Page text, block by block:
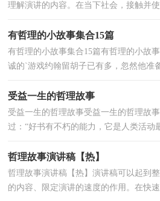
理解演讲的内容。在当下社会，接触并
有哲理的小故事集合15篇
有哲理的小故事集合15篇有哲理的小
诚的`游戏约翰留胡子已有多，忽然他准
受益一生的哲理故事
受益一生的哲理故事受益一生的哲理故
过：“好书有不朽的能力，它是人类活动
哲理故事演讲稿【热】
哲理故事演讲稿【热】演讲稿可以起到
的内容、限定演讲的速度的作用。在快